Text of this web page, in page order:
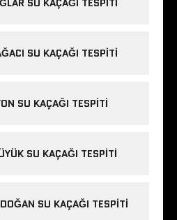
SU KAÇAĞI TESPITI
SU KAÇAĞI TESPITI
SU KAÇAĞI TESPITI
SU KAÇAĞI TESPITI
SU KAÇAĞI TESPITI